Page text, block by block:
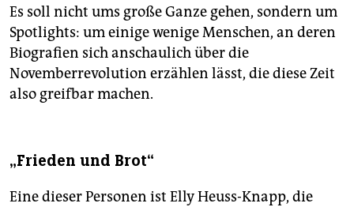
Es soll nicht ums große Ganze gehen, sondern um
Spotlights: um einige wenige Menschen, an deren
Biografien sich anschaulich über die
Novemberrevolution erzählen lässt, die diese Zeit
also greifbar machen.
„Frieden und Brot“
Eine dieser Personen ist Elly Heuss-Knapp, die